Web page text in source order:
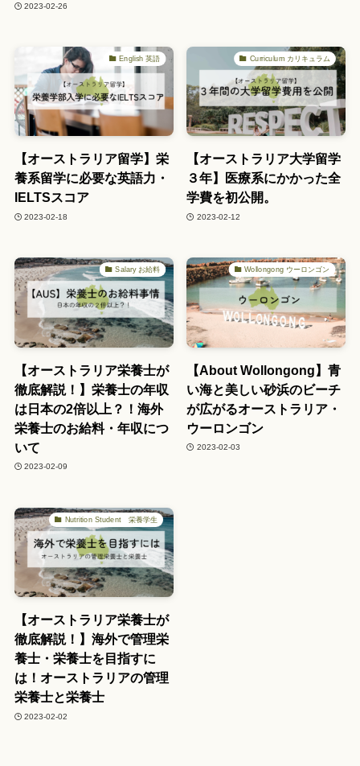
2023-02-26
English 英語
【オーストラリア留学】栄
養系留学に必要な英語力・
IELTSスコア
2023-02-18
Curriculum カリキュラム
【オーストラリア大学留学
３年】医療系にかかった全
学費を初公開。
2023-02-12
Salary お給料
【オーストラリア栄養士が
徹底解説！】栄養士の年収
は日本の2倍以上？！海外
栄養士のお給料・年収につ
いて
2023-02-09
Wollongong ウーロンゴン
【About Wollongong】青
い海と美しい砂浜のビーチ
が広がるオーストラリア・
ウーロンゴン
2023-02-03
Nutrition Student 栄養学生
【オーストラリア栄養士が
徹底解説！】海外で管理栄
養士・栄養士を目指すに
は！オーストラリアの管理
栄養士と栄養士
2023-02-02